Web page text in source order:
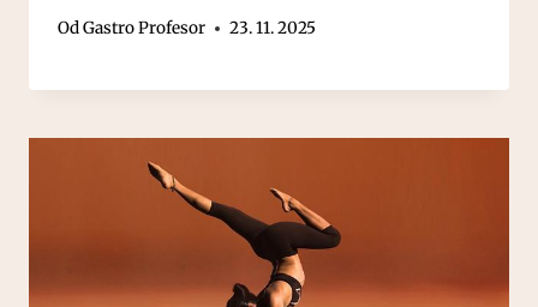
OdGastro Profesor 23. 11. 2025